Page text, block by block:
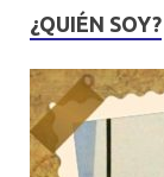
¿QUIÉN SOY?